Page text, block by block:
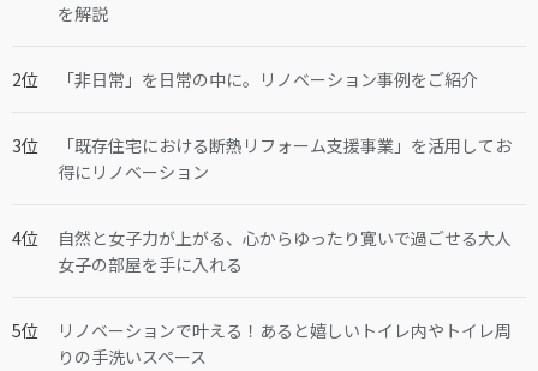
を解説
「非日常」を日常の中に。リノベーション事例をご紹介
「既存住宅における断熱リフォーム支援事業」を活用してお
得にリノベーション
自然と女子力が上がる、心からゆったり寛いで過ごせる大人
女子の部屋を手に入れる
リノベーションで叶える！あると嬉しいトイレ内やトイレ周
りの手洗いスペース